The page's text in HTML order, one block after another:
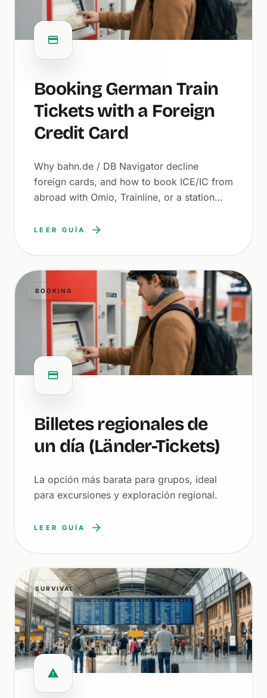
Booking German Train
Tickets with a Foreign
Credit Card
Why bahn.de / DB Navigator decline
foreign cards, and how to book ICE/IC from
abroad with Omio, Trainline, or a station
LEER GUÍA
BOOKING
Billetes regionales de
un día (Länder-Tickets)
La opción más barata para grupos, ideal
para excursiones y exploración regional.
LEER GUÍA
SURVIVAL